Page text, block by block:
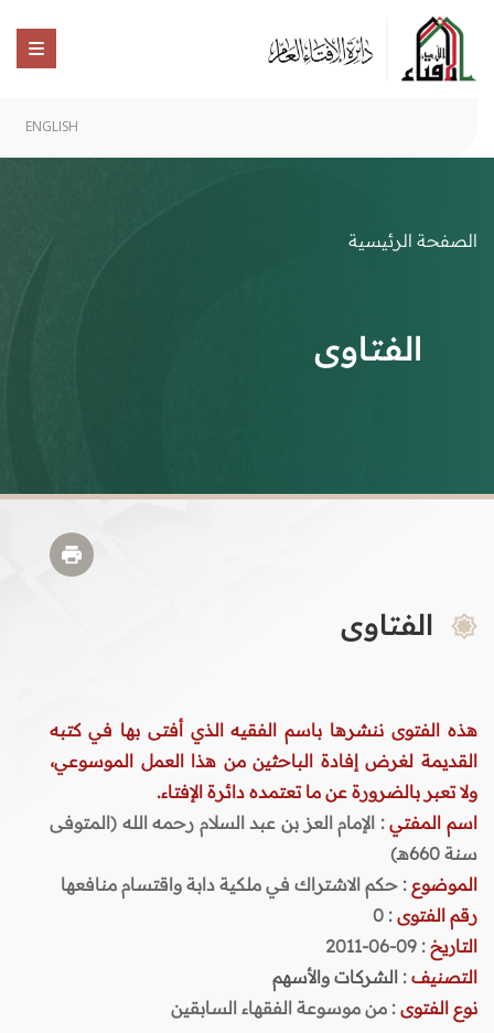
ENGLISH
الصفحة الرئيسية
الفتاوى
الفتاوى
هذه الفتوى ننشرها باسم الفقيه الذي أفتى بها في كتبه
القديمة لغرض إفادة الباحثين من هذا العمل الموسوعي،
ولا تعبر بالضرورة عن ما تعتمده دائرة الإفتاء.
اسم المفتي: الإمام العز بن عبد السلام رحمه الله (المتوفى
سنة 660هـ)
الموضوع : حكم الاشتراك في ملكية دابة واقتسام منافعها
رقم الفتوى :
0
التاريخ : 09-06-2011
التصنيف : الشركات والأسهم
نوع الفتوى : من موسوعة الفقهاء السابقين